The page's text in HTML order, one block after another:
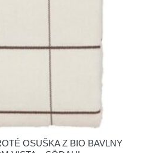
OSUŠKA Z BIO BAVLNY